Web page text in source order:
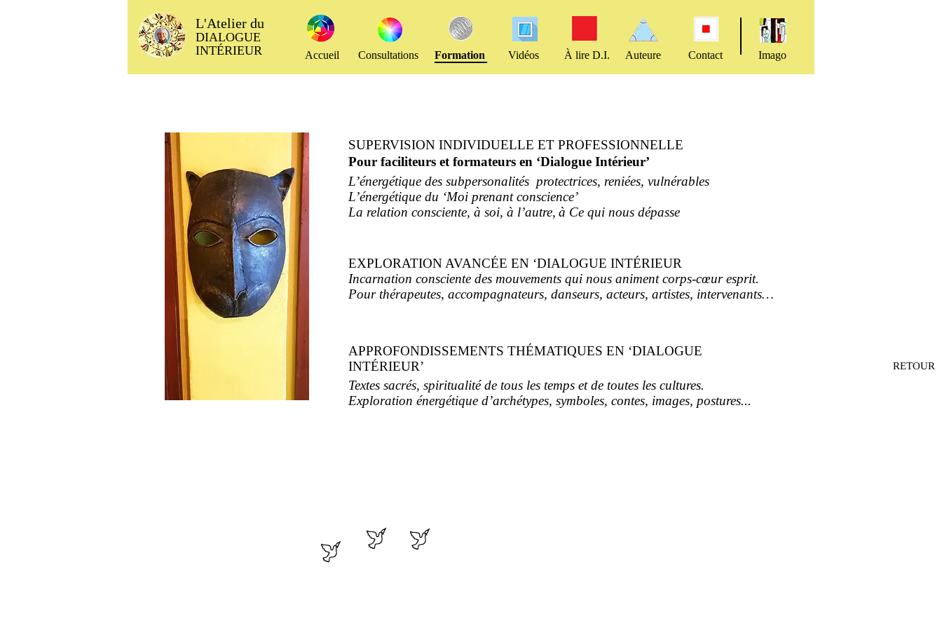
RETOUR
L'Atelier du
DIALOGUE
INTÉRIEUR
Accueil Consultations Formation Vidéos À lire D.I. Auteure Contact Imago
SUPERVISION INDIVIDUELLE ET PROFESSIONNELLE
Pour faciliteurs et formateurs en ‘Dialogue Intérieur’
L’énergétique des subpersonalités protectrices, reniées, vulnérables
L’énergétique du ‘Moi prenant conscience’
La relation consciente, à soi, à l’autre, à Ce qui nous dépasse
EXPLORATION AVANCÉE EN ‘DIALOGUE INTÉRIEUR
Incarnation consciente des mouvements qui nous animent corps-cœur esprit.
Pour thérapeutes, accompagnateurs, danseurs, acteurs, artistes, intervenants…
APPROFONDISSEMENTS THÉMATIQUES EN ‘DIALOGUE
INTÉRIEUR’
Textes sacrés, spiritualité de tous les temps et de toutes les cultures.
Exploration énergétique d’archétypes, symboles, contes, images, postures...